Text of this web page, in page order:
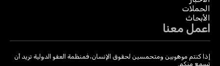
الحملات
الأبحاث
اعمل معنا
إذا كنتم موهوبين ومتحمسين لحقوق الإنسان، فمنظمة العفو الدولية تريد أن
تسمع منكم.